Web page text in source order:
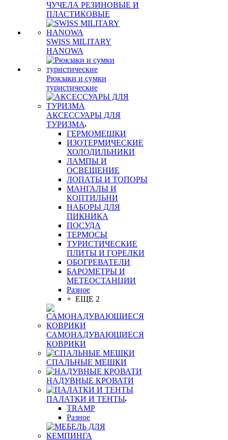
ЧУЧЕЛА РЕЗИНОВЫЕ И
ПЛАСТИКОВЫЕ
SWISS MILITARY
HANOWA
Рюкзаки и сумки
туристические
АКСЕССУАРЫ ДЛЯ
ТУРИЗМА
ГЕРМОМЕШКИ
ИЗОТЕРМИЧЕСКИЕ
ХОЛОДИЛЬНИКИ
ЛАМПЫ И
ОСВЕЩЕНИЕ
ЛОПАТЫ И ТОПОРЫ
МАНГАЛЫ И
КОПТИЛЬНИ
НАБОРЫ ДЛЯ
ПИКНИКА
ПОСУДА
ТЕРМОСЫ
ТУРИСТИЧЕСКИЕ
ПЛИТЫ И ГОРЕЛКИ
ОБОГРЕВАТЕЛИ
БАРОМЕТРЫ И
МЕТЕОСТАНЦИИ
Разное
+ ЕЩЕ 2
САМОНАДУВАЮЩИЕСЯ
КОВРИКИ
СПАЛЬНЫЕ МЕШКИ
НАДУВНЫЕ КРОВАТИ
ПАЛАТКИ И ТЕНТЫ
TRAMP
Разное